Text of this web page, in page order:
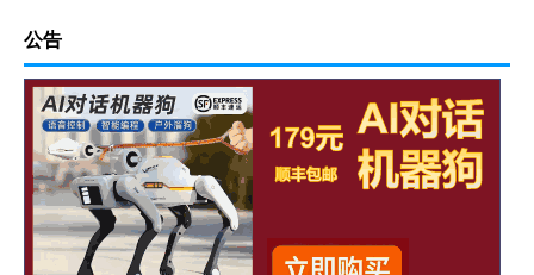
公告